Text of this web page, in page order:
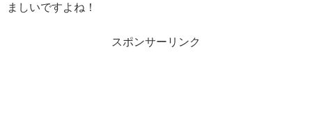
ましいですよね！
スポンサーリンク